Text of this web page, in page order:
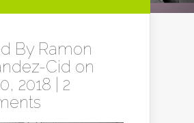
By Ramon
Cid on
2018 | 2